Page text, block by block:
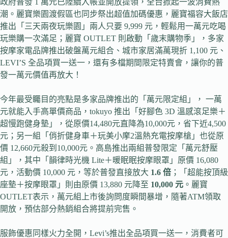
潮。麗寶樂園渡假區也同步祭出超值加碼優惠，麗寶福容大飯店
推出「三天兩夜玩樂園」兩人只要 9,999 元，輕鬆用一萬元吃喝
玩樂購一次滿足；麗寶 OUTLET 則啟動「歲末購物季」，多家
按摩家電品牌推出破盤萬元組合、城市家居滿萬現折 1,100 元、
LEVI’S 全品項買一送一，還有多檔期間限定特賣會，讓你的普
發一萬元價值再放大！
今年最受矚目的亮點是多家品牌推出的「萬元限定組」， 一萬
元就能入手高單價商品，tokuyo 推出「好腳色 3D 溫感滾足樂＋
超慢跑健身墊」，從原價14,480元直降為10,000元，省下近4,500
元；另一組「俏折健身車＋玩美小摩2溫熱充電按摩槍」也從原
價 12,660元殺到10,000元。高島推出兩組普發限定「萬元舒壓
組」，其中「韻律時光機 Lite＋暖眠眠按摩眼罩」原價 16,080
元，活動價 10,000 元，等於普發直接放大 1.6 倍 ；「超能按頂級
座墊＋按摩眼罩」則由原價 13,880 元降至 10,000 元 。麗寶
OUTLET表示，萬元組上市後詢問度瞬間暴增，隨著ATM領取
開放，預估部分熱銷組合將提前完售。
服飾優惠同樣火力全開，Levi’s推出全品項買一送一，消費者可